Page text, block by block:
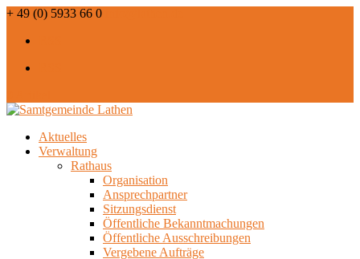
+ 49 (0) 5933 66 0
Aktuelles
Verwaltung
Rathaus
Organisation
Ansprechpartner
Sitzungsdienst
Öffentliche Bekanntmachungen
Öffentliche Ausschreibungen
Vergebene Aufträge